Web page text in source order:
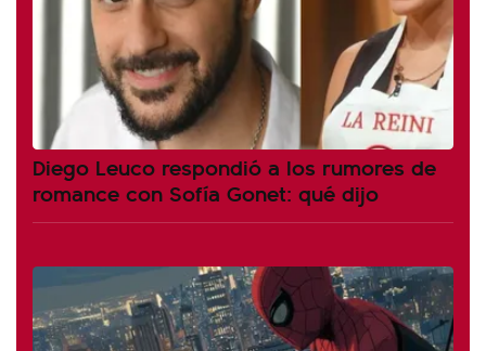
Diego Leuco respondió a los rumores de
romance con Sofía Gonet: qué dijo